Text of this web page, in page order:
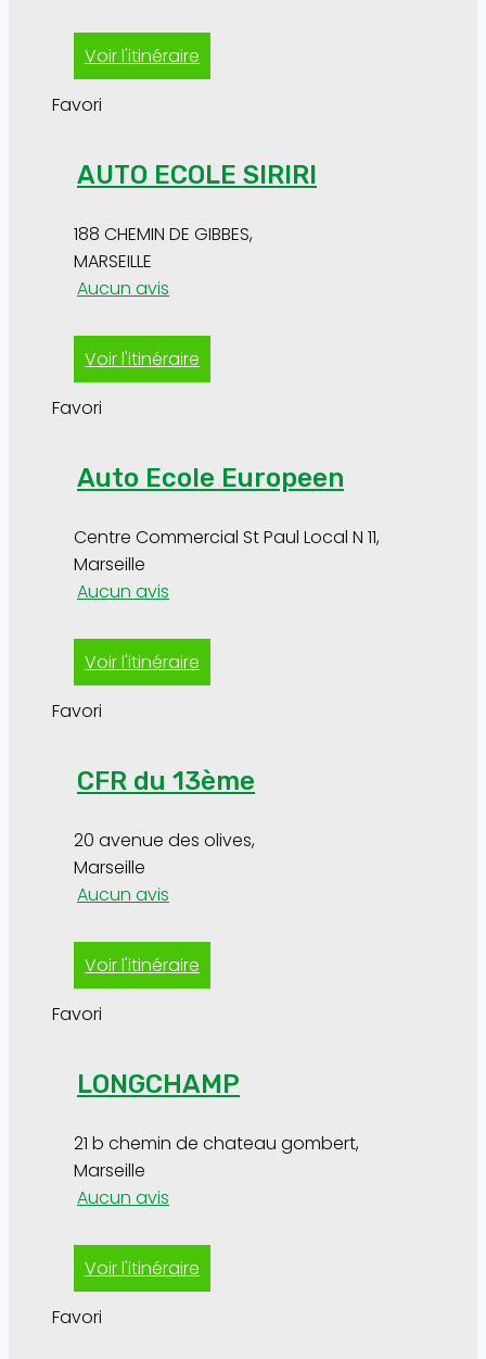
Voir l'itinéraire
Favori
AUTO ECOLE SIRIRI
188 CHEMIN DE GIBBES,
MARSEILLE
Aucun avis
Voir l'itinéraire
Favori
Auto Ecole Europeen
Centre Commercial St Paul Local N 11,
Marseille
Aucun avis
Voir l'itinéraire
Favori
CFR du 13ème
20 avenue des olives,
Marseille
Aucun avis
Voir l'itinéraire
Favori
LONGCHAMP
21 b chemin de chateau gombert,
Marseille
Aucun avis
Voir l'itinéraire
Favori